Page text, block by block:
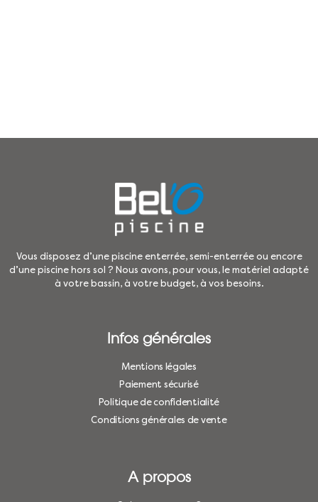
Vous disposez d’une piscine enterrée, semi-enterrée ou encore
d’une piscine hors sol ? Nous avons, pour vous, le matériel adapté
à votre bassin, à votre budget, à vos besoins.
Infos générales
Mentions légales
Paiement sécurisé
Politique de confidentialité
Conditions générales de vente
A propos